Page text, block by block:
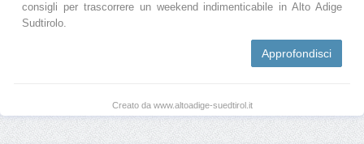
consigli per trascorrere un weekend indimenticabile in Alto Adige
Sudtirolo.
Approfondisci
Creato da www.altoadige-suedtirol.it